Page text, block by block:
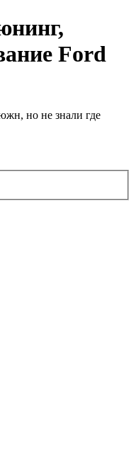
Ford
но не знали где